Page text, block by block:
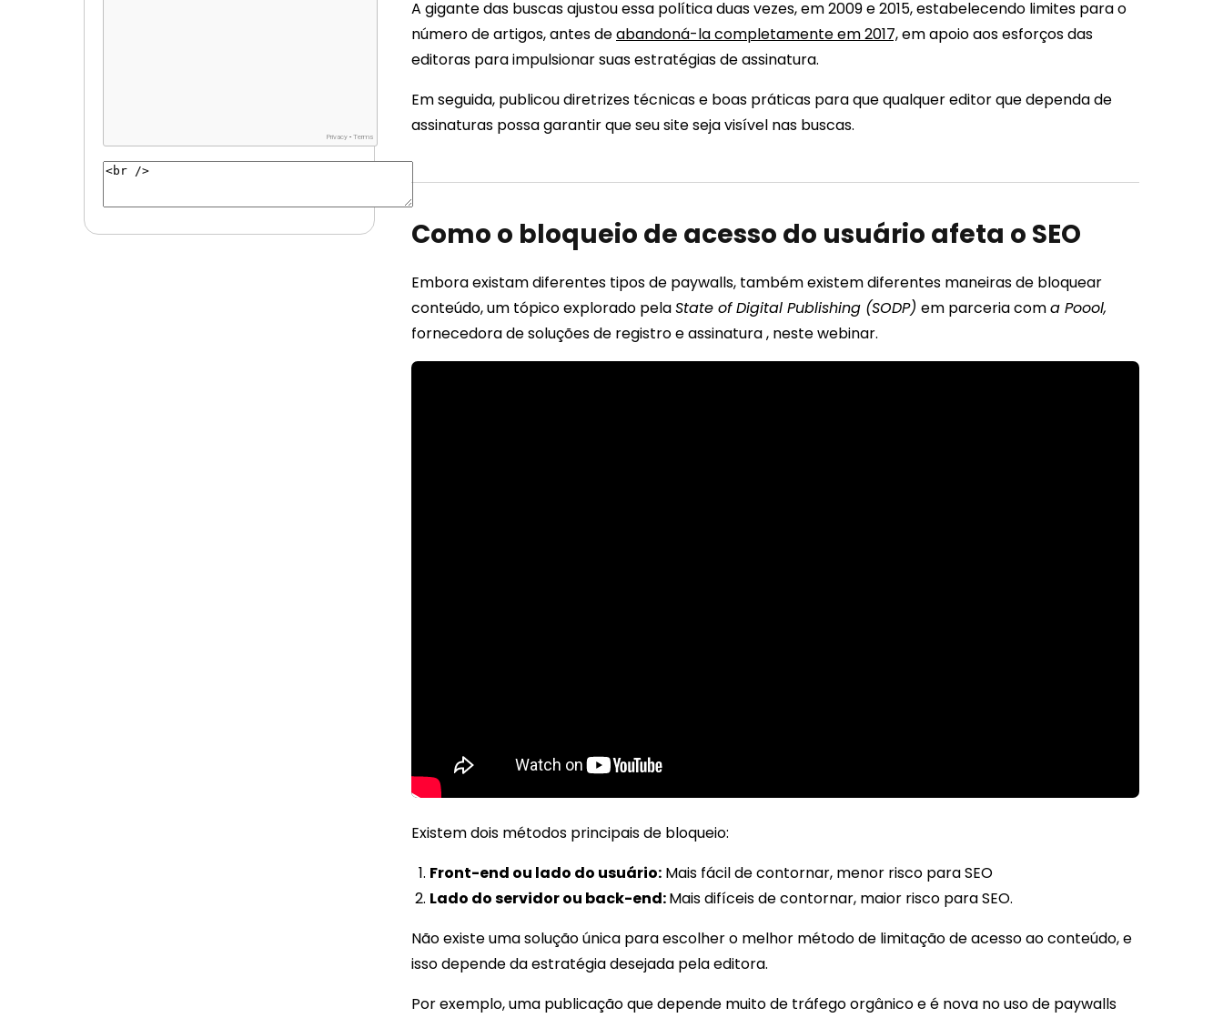
A gigante das buscas ajustou essa política duas vezes, em 2009 e 2015, estabelecendo limites para o
número de artigos, antes deabandoná-la completamente em 2017,em apoio aos esforços das
editoras para impulsionar suas estratégias de assinatura.
Em seguida, publicou diretrizes técnicas e boas práticas para que qualquer editor que dependa de
assinaturas possa garantir que seu site seja visível nas buscas.
Como o bloqueio de acesso do usuário afeta o SEO
Embora existam diferentes tipos de paywalls, também existem diferentes maneiras de bloquear
conteúdo, um tópico explorado pelaState of Digital Publishing (SODP) em parceria coma Poool,
fornecedora de soluções de registro e assinatura , neste webinar.
Existem dois métodos principais de bloqueio:
Front-end ou lado do usuário: Mais fácil de contornar, menor risco para SEO
Lado do servidor ou back-end:Mais difíceis de contornar, maior risco para SEO.
Não existe uma solução única para escolher o melhor método de limitação de acesso ao conteúdo, e
isso depende da estratégia desejada pela editora.
Por exemplo, uma publicação que depende muito de tráfego orgânico e é nova no uso de paywalls